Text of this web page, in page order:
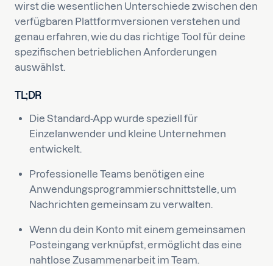
wirst die wesentlichen Unterschiede zwischen den
verfügbaren Plattformversionen verstehen und
genau erfahren, wie du das richtige Tool für deine
spezifischen betrieblichen Anforderungen
auswählst.
TL;DR
Die Standard-App wurde speziell für
Einzelanwender und kleine Unternehmen
entwickelt.
Professionelle Teams benötigen eine
Anwendungsprogrammierschnittstelle, um
Nachrichten gemeinsam zu verwalten.
Wenn du dein Konto mit einem gemeinsamen
Posteingang verknüpfst, ermöglicht das eine
nahtlose Zusammenarbeit im Team.